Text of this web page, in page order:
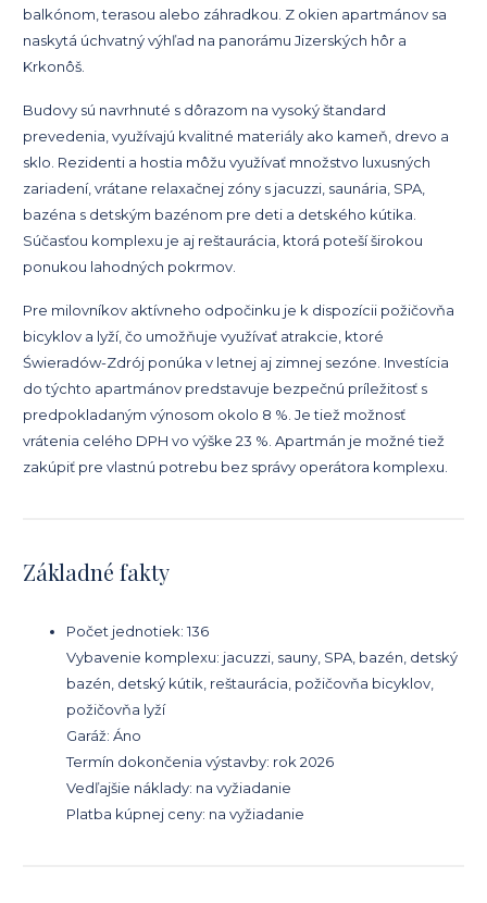
balkónom, terasou alebo záhradkou. Z okien apartmánov sa
naskytá úchvatný výhľad na panorámu Jizerských hôr a
Krkonôš.
Budovy sú navrhnuté s dôrazom na vysoký štandard
prevedenia, využívajú kvalitné materiály ako kameň, drevo a
sklo. Rezidenti a hostia môžu využívať množstvo luxusných
zariadení, vrátane relaxačnej zóny s jacuzzi, saunária, SPA,
bazéna s detským bazénom pre deti a detského kútika.
Súčasťou komplexu je aj reštaurácia, ktorá poteší širokou
ponukou lahodných pokrmov.
Pre milovníkov aktívneho odpočinku je k dispozícii požičovňa
bicyklov a lyží, čo umožňuje využívať atrakcie, ktoré
Świeradów-Zdrój ponúka v letnej aj zimnej sezóne. Investícia
do týchto apartmánov predstavuje bezpečnú príležitosť s
predpokladaným výnosom okolo 8 %. Je tiež možnosť
vrátenia celého DPH vo výške 23 %. Apartmán je možné tiež
zakúpiť pre vlastnú potrebu bez správy operátora komplexu.
Základné fakty
Počet jednotiek: 136
Vybavenie komplexu: jacuzzi, sauny, SPA, bazén, detský
bazén, detský kútik, reštaurácia, požičovňa bicyklov,
požičovňa lyží
Garáž: Áno
Termín dokončenia výstavby: rok 2026
Vedľajšie náklady: na vyžiadanie
Platba kúpnej ceny: na vyžiadanie